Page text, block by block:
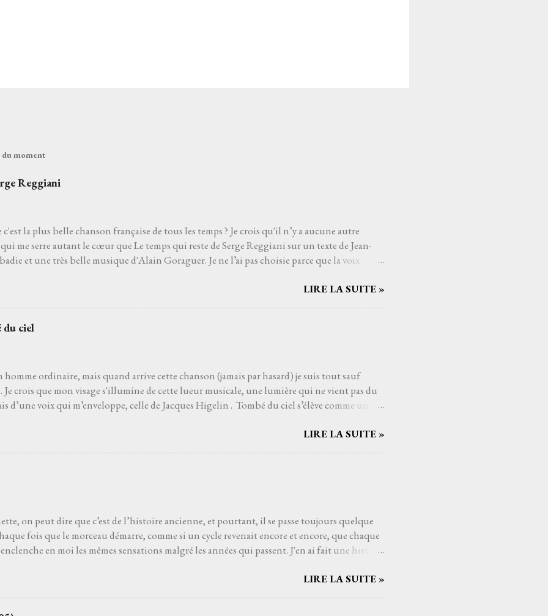
du moment
Reggiani
c'est la plus belle chanson française de tous les temps ? Je crois qu'il n’y a aucune autre
me serre autant le cœur que Le temps qui reste de Serge Reggiani sur un texte de Jean-
et une très belle musique d'Alain Goraguer. Je ne l’ai pas choisie parce que la voix
découvrir la vie. Je ne l’ai pas non plus choisie parce que choisir Serge Reggiani, c’est
venait à dire que ce n’est pas le cas, je le prendrais personnellement. C'est une de ces
LIRE LA SUITE »
du ciel
homme ordinaire, mais quand arrive cette chanson (jamais par hasard) je suis tout sauf
Je crois que mon visage s'illumine de cette lueur musicale, une lumière qui ne vient pas du
d’une voix qui m’enveloppe, celle de Jacques Higelin . Tombé du ciel s’élève comme un
s’évapore comme une brume matinale. Parfois je ferme les yeux, laissant la mélodie se mêler à
j'aurais toujours connu sans jamais l’avoir appris. La gravité s’éloigne, comme si Higelin me
LIRE LA SUITE »
on peut dire que c’est de l’histoire ancienne, et pourtant, il se passe toujours quelque
fois que le morceau démarre, comme si un cycle revenait encore et encore, que chaque
en moi les mêmes sensations malgré les années qui passent. J'en ai fait une histoire
Il faut vivre cela, dans la pénombre d'une salle de concert, pour pouvoir y trouver sa place dans
LIRE LA SUITE »